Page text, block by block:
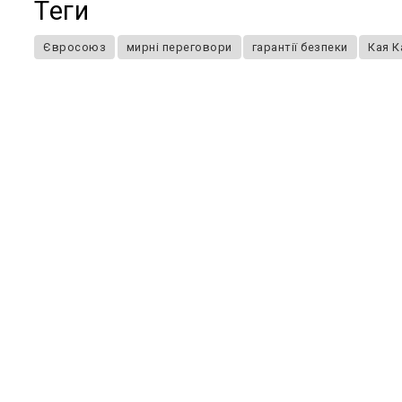
Теги
Євросоюз мирні переговори гарантії безпеки Кая